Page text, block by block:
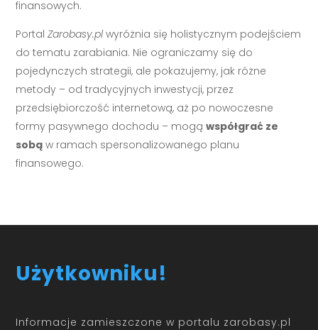
finansowych.
PortalZarobasy.pl wyróżnia się holistycznym podejściem
do tematu zarabiania. Nie ograniczamy się do
pojedynczych strategii, ale pokazujemy, jak różne
metody – od tradycyjnych inwestycji, przez
przedsiębiorczość internetową, aż po nowoczesne
formy pasywnego dochodu – mogąwspółgrać ze
sobą w ramach spersonalizowanego planu
finansowego.
Użytkowniku!
Informacje zamieszczone w portalu zarobasy.pl